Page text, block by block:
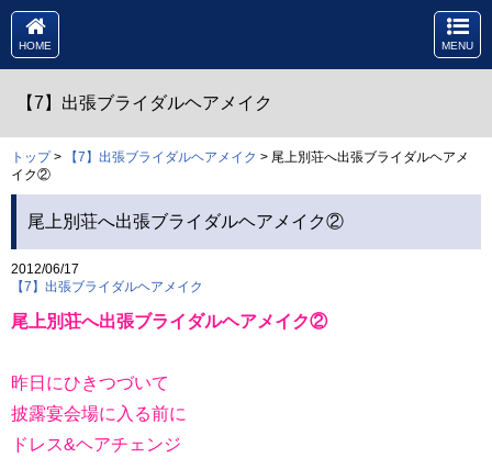
HOME MENU
【7】出張ブライダルヘアメイク
トップ> 【7】出張ブライダルヘアメイク > 尾上別荘へ出張ブライダルヘアメ
イク②
尾上別荘へ出張ブライダルヘアメイク②
2012/06/17
【7】出張ブライダルヘアメイク
尾上別荘へ出張ブライダルヘアメイク②
昨日にひきつづいて
披露宴会場に入る前に
ドレス&ヘアチェンジ